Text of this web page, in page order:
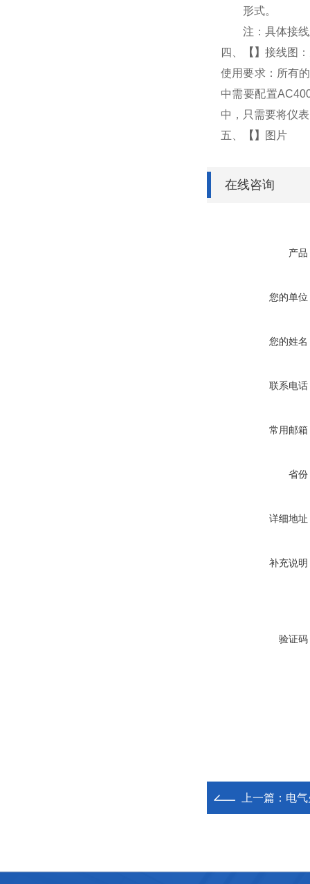
形式。
注：具体接
四、
【 】 接线图
使用要求：所有
中需要配置
中，只需要将仪
五、
【 】 图片
在线咨询
产品
您的单位
您的姓名
联系电话
常用邮箱
省份
详细地址
补充说明
验证码
上一篇： 电